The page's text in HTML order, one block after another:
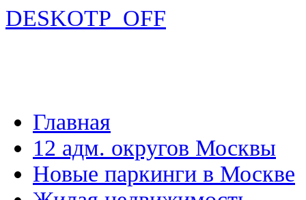
DESKOTP_OFF
Главная
12 адм. округов Москвы
Новые паркинги в Москве